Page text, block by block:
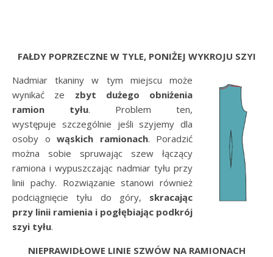
FAŁDY POPRZECZNE W TYLE, PONIŻEJ WYKROJU SZYI
Nadmiar tkaniny w tym miejscu może
wynikać ze zbyt dużego obniżenia
ramion tyłu. Problem ten,
występuje szczególnie jeśli szyjemy dla
osoby o wąskich ramionach. Poradzić
można sobie spruwając szew łączący
ramiona i wypuszczając nadmiar tyłu przy
linii pachy. Rozwiązanie stanowi również
podciągnięcie tyłu do góry, skracając
przy linii ramienia i pogłębiając podkrój
szyi tyłu.
NIEPRAWIDŁOWE LINIE SZWÓW NA RAMIONACH